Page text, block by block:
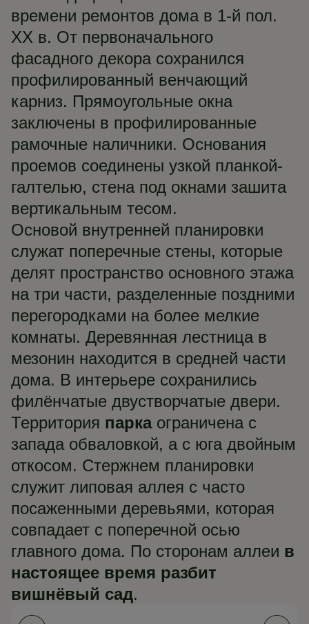
времени ремонтов дома в 1-й пол.
ХХ в. От первоначального
фасадного декора сохранился
профилированный венчающий
карниз. Прямоугольные окна
заключены в профилированные
рамочные наличники. Основания
проемов соединены узкой планкой-
галтелью, стена под окнами зашита
вертикальным тесом.
Основой внутренней планировки
служат поперечные стены, которые
делят пространство основного этажа
на три части, разделенные поздними
перегородками на более мелкие
комнаты. Деревянная лестница в
мезонин находится в средней части
дома. В интерьере сохранились
филёнчатые двустворчатые двери.
Территория паркаограничена с
запада обваловкой, а с юга двойным
откосом. Стержнем планировки
служит липовая аллея с часто
посаженными деревьями, которая
совпадает с поперечной осью
главного дома. По сторонам аллеи в
настоящее время разбит
вишнёвый сад.